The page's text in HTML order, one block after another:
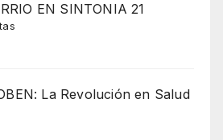
EN SINTONIA 21
La Revolución en Salud